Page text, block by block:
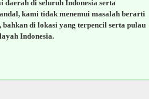
daerah di seluruh Indonesia serta
kami tidak menemui masalah berarti
di lokasi yang terpencil serta pulau
Indonesia.